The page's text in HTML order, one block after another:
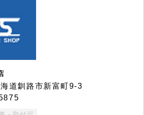
道釧路市新富町9-3